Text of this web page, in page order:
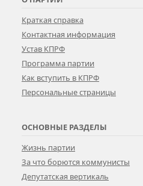
Краткая справка
Контактная информация
Устав КПРФ
Программа партии
Как вступить в КПРФ
Персональные страницы
ОСНОВНЫЕ РАЗДЕЛЫ
Жизнь партии
За что борются коммунисты
Депутатская вертикаль